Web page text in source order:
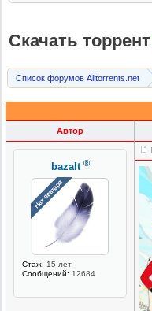
Скачать торрент
Список форумов Alltorrents.net
Автор
bazalt ®
Стаж: 15 лет
Сообщений: 12684